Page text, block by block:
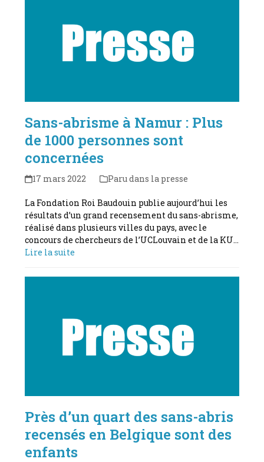
Sans-abrisme à Namur : Plus
de 1000 personnes sont
concernées
17 mars 2022 Paru dans la presse
La Fondation Roi Baudouin publie aujourd’hui les
résultats d’un grand recensement du sans-abrisme,
réalisé dans plusieurs villes du pays, avec le
concours de chercheurs de l’UCLouvain et de la KU…
Lire la suite
Près d’un quart des sans-abris
recensés en Belgique sont des
enfants